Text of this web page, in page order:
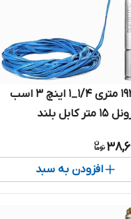
شناور ۱۹۲ متری ۱/۴_۱ اینچ ۳ اسب
تکفاز برونل ۱۵ متر کابل بلند
افزودن به سبد